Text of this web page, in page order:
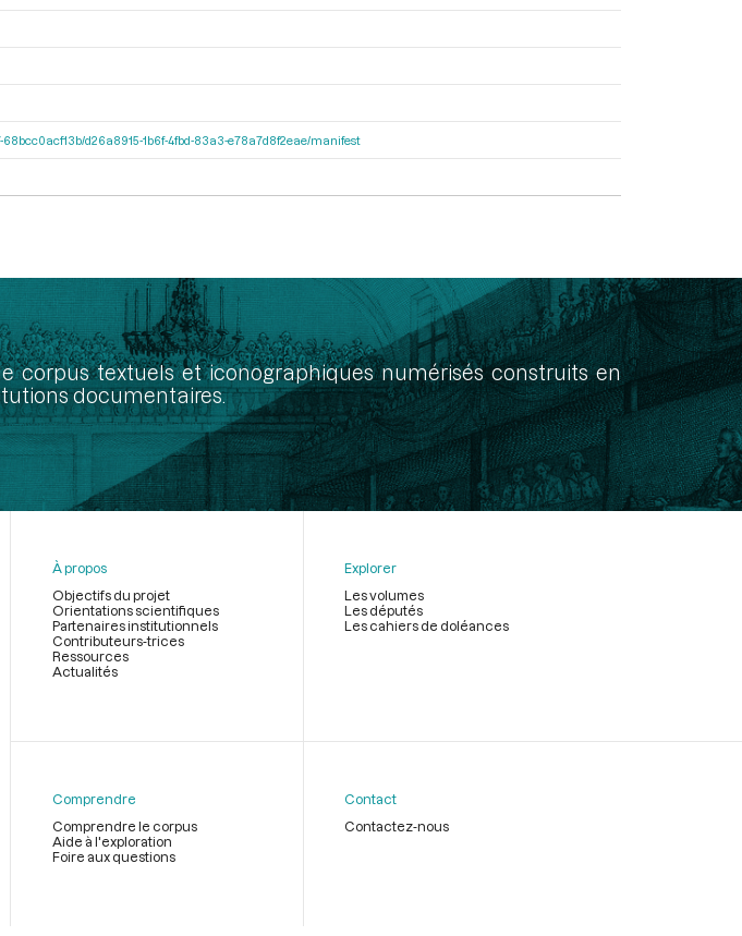
68bcc0acf13b/d26a8915-1b6f-4fbd-83a3-e78a7d8f2eae/manifest
corpus textuels et iconographiques numérisés construits en
documentaires.
page
À propos
Objectifs du projet
Orientations scientifiques
Partenaires institutionnels
Contributeurs-trices
Ressources
Actualités
Explorer
Les volumes
Les députés
Les cahiers de doléances
Comprendre
Comprendre le corpus
Aide à l'exploration
Foire aux questions
Contact
Contactez-nous